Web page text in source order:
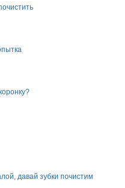
давай зубки почистим